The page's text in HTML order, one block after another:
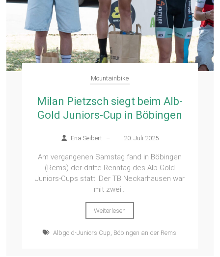
Mountainbike
Milan Pietzsch siegt beim Alb-
Gold Juniors-Cup in Böbingen
Ena Seibert – 20. Juli 2025
Am vergangenen Samstag fand in Böbingen
(Rems) der dritte Renntag des Alb-Gold
Juniors-Cups statt. Der TB Neckarhausen war
mit zwei...
Weiterlesen
Albgold-Juniors Cup, Böbingen an der Rems